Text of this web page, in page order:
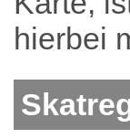
hierbei